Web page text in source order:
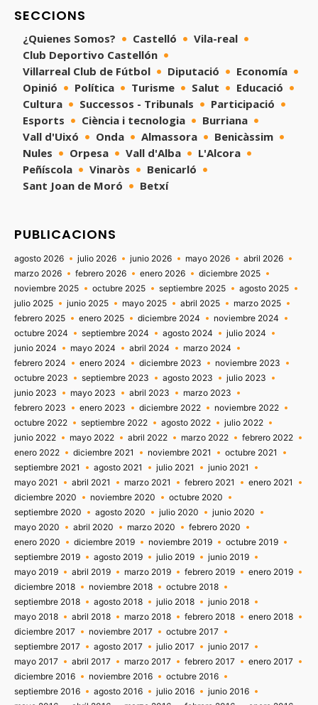
SECCIONS
¿Quienes Somos? Castelló
Vila-real
Club Deportivo Castellón
Villarreal Club de Fútbol
Diputació
Economía
Opinió
Política Turisme Salut
Educació
Cultura
Successos - Tribunals
Participació
Esports
Ciència i tecnologia
Burriana
Vall d'Uixó
Onda Almassora
Benicàssim
Nules
Orpesa Vall d'Alba
L'Alcora
Peñíscola
Vinaròs
Benicarló
Sant Joan de Moró
Betxí
PUBLICACIONS
agosto 2026 julio 2026 junio 2026 mayo 2026
abril 2026
marzo 2026
febrero 2026 enero 2026
diciembre 2025
noviembre 2025
octubre 2025 septiembre 2025
agosto 2025
julio 2025
junio 2025 mayo 2025 abril 2025
marzo 2025
febrero 2025
enero 2025 diciembre 2024
noviembre 2024
octubre 2024
septiembre 2024 agosto 2024
julio 2024
junio 2024
mayo 2024 abril 2024
marzo 2024
febrero 2024
enero 2024 diciembre 2023
noviembre 2023
octubre 2023
septiembre 2023 agosto 2023
julio 2023
junio 2023
mayo 2023 abril 2023
marzo 2023
febrero 2023
enero 2023 diciembre 2022
noviembre 2022
octubre 2022
septiembre 2022 agosto 2022
julio 2022
junio 2022
mayo 2022 abril 2022 marzo 2022
febrero 2022
enero 2022
diciembre 2021 noviembre 2021
octubre 2021
septiembre 2021
agosto 2021 julio 2021
junio 2021
mayo 2021
abril 2021 marzo 2021 febrero 2021
enero 2021
diciembre 2020
noviembre 2020
octubre 2020
septiembre 2020
agosto 2020 julio 2020
junio 2020
mayo 2020
abril 2020 marzo 2020
febrero 2020
enero 2020
diciembre 2019 noviembre 2019
octubre 2019
septiembre 2019
agosto 2019 julio 2019
junio 2019
mayo 2019
abril 2019 marzo 2019 febrero 2019
enero 2019
diciembre 2018
noviembre 2018
octubre 2018
septiembre 2018
agosto 2018 julio 2018
junio 2018
mayo 2018
abril 2018 marzo 2018 febrero 2018
enero 2018
diciembre 2017
noviembre 2017
octubre 2017
septiembre 2017
agosto 2017 julio 2017
junio 2017
mayo 2017
abril 2017 marzo 2017 febrero 2017
enero 2017
diciembre 2016
noviembre 2016
octubre 2016
septiembre 2016
agosto 2016 julio 2016
junio 2016